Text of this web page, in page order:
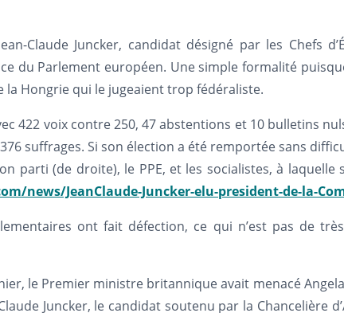
Claude Juncker, candidat désigné par les Chefs
du Parlement européen. Une simple formalité
la Hongrie qui le jugeaient trop fédéraliste.
422 voix contre 250, 47 abstentions et 10 bulletins
suffrages. Si son élection a été remportée sans
parti (de droite), le PPE, et les socialistes, à laquelle
news/JeanClaude-Juncker-elu-president-de-la-
ont fait défection, ce qui n’est pas de
le Premier ministre britannique avait menacé
Juncker, le candidat soutenu par la Chancelière